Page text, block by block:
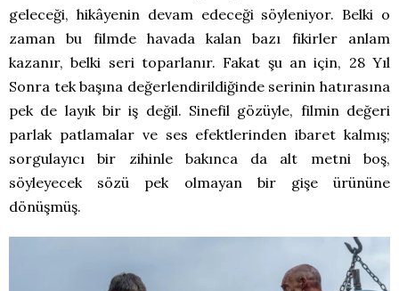
geleceği, hikâyenin devam edeceği söyleniyor. Belki o
zaman bu filmde havada kalan bazı fikirler anlam
kazanır, belki seri toparlanır. Fakat şu an için, 28 Yıl
Sonra tek başına değerlendirildiğinde serinin hatırasına
pek de layık bir iş değil. Sinefil gözüyle, filmin değeri
parlak patlamalar ve ses efektlerinden ibaret kalmış;
sorgulayıcı bir zihinle bakınca da alt metni boş,
söyleyecek sözü pek olmayan bir gişe ürününe
dönüşmüş.